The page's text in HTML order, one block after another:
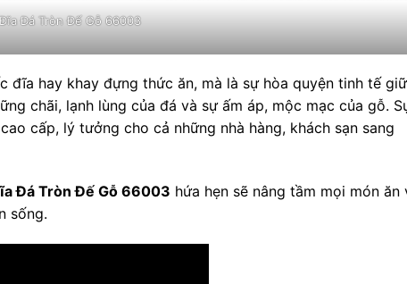
Đá Tròn Đế Gỗ 66003
đĩa hay khay đựng thức ăn, mà là sự hòa quyện tinh tế
chãi, lạnh lùng của đá và sự ấm áp, mộc mạc của gỗ.
cấp, lý tưởng cho cả những nhà hàng, khách sạn sang
Đá Tròn Đế Gỗ 66003 hứa hẹn sẽ nâng tầm mọi món ăn
sống.